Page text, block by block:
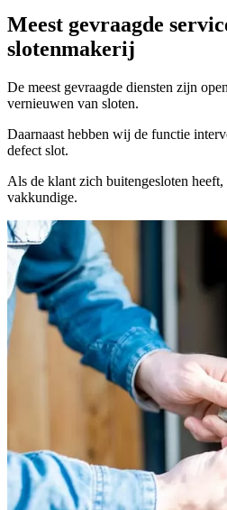
Meest gevraagde
slotenmakerij
De meest gevraagde diensten zijn
vernieuwen van sloten.
Daarnaast hebben wij de functie
defect slot.
Als de klant zich buitengesloten
vakkundige.